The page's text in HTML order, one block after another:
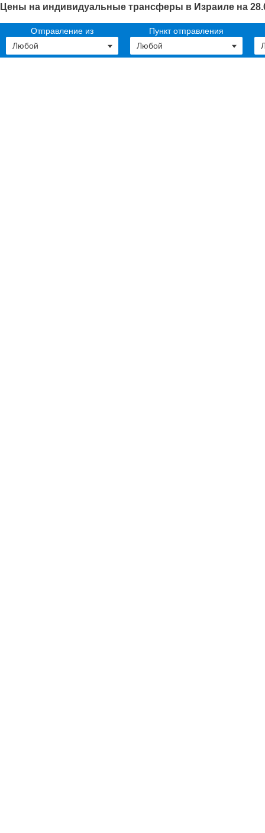
Цены на индивидуальные трансферы в Израиле на
Отправление из Пункт отправления